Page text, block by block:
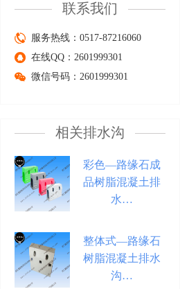
联系我们
服务热线：0517-87216060
在线QQ：2601999301
微信号码：2601999301
相关排水沟
彩色—路缘石成
品树脂混凝土排
水…
整体式—路缘石
树脂混凝土排水
沟…